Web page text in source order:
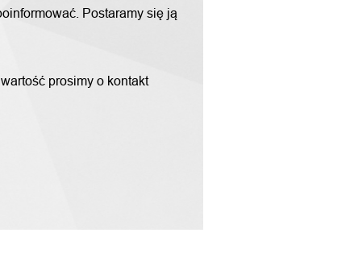
Postaramy się ją
prosimy o kontakt